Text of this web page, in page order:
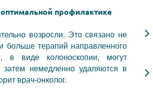
профилактике
возросли. Это связано не
больше терапий направленного
в виде колоноскопии, могут
немедленно удаляются в
врач-онколог.